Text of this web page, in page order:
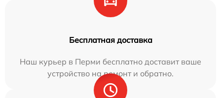
Бесплатная доставка
Наш курьер в Перми бесплатно доставит ваше
устройство на ремонт и обратно.